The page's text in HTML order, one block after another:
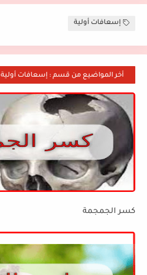
إسعافات أولية
أخر المواضيع من قسم : إسعافات أولية
كسر الجمجمة